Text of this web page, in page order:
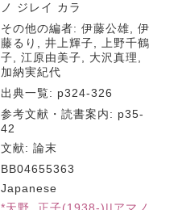
ノ ジレイ カラ
その他の編者: 伊藤公雄, 伊
藤るり, 井上輝子, 上野千鶴
子, 江原由美子, 大沢真理,
加納実紀代
出典一覧: p324-326
参考文献・読書案内: p35-
42
文献: 論末
BB04655363
Japanese